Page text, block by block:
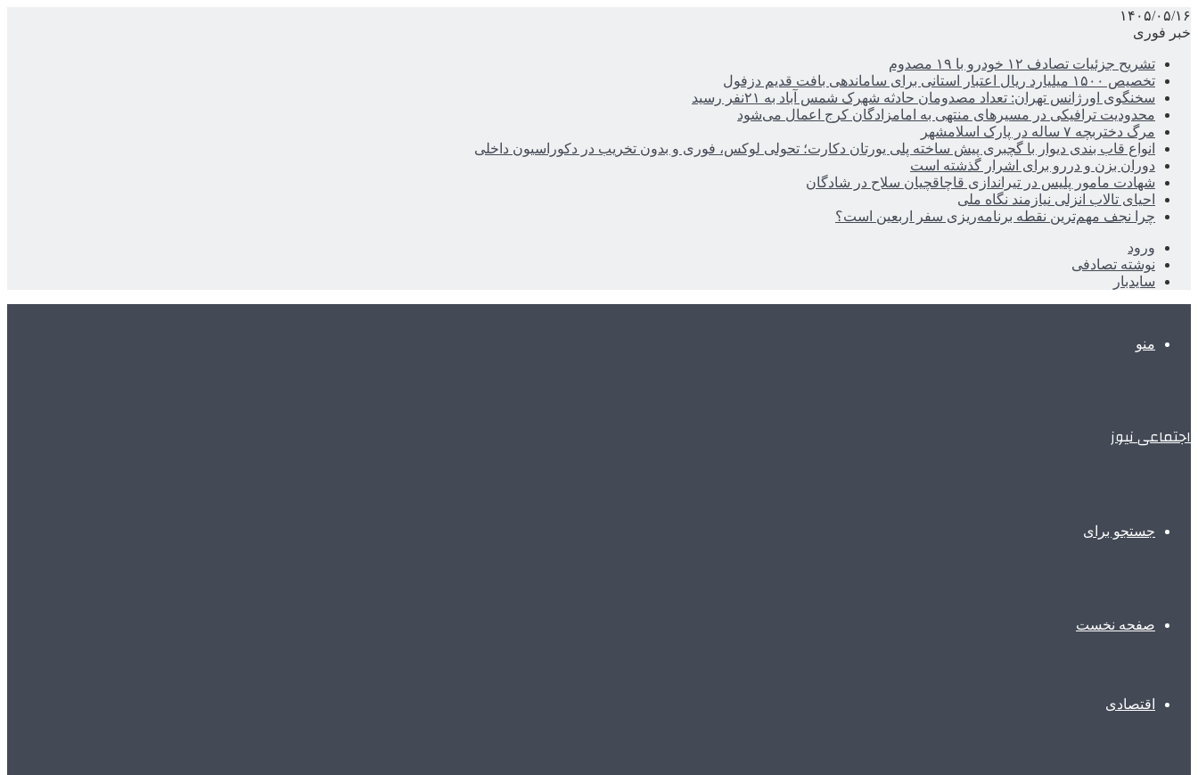
۱۴۰۵/۰۵/۱۶
خبر فوری
تشریح جزئیات تصادف ۱۲ خودرو با ۱۹ مصدوم
تخصیص ۱۵۰۰ میلیارد ریال اعتبار استانی برای ساماندهی بافت قدیم دزفول
سخنگوی اورژانس تهران: تعداد مصدومان حادثه شهرک شمس آباد به ۲۱نفر رسید
محدودیت ترافیکی در مسیرهای منتهی به امامزادگان کرج اعمال می‌شود
مرگ دختربچه ۷ ساله در پارک اسلامشهر
انواع قاب بندی دیوار با گچبری پیش ساخته پلی یورتان دکارت؛ تحولی لوکس، فوری و بدون تخریب در دکوراسیون داخلی
دوران بزن و دررو برای اشرار گذشته است
شهادت مامور پلیس در تیراندازی قاچاقچیان سلاح در شادگان
احیای تالاب انزلی نیازمند نگاه ملی
چرا نجف مهم‌ترین نقطه برنامه‌ریزی سفر اربعین است؟
ورود
نوشته تصادفی
سایدبار
منو
اجتماعی نیوز
جستجو برای
صفحه نخست
اقتصادی